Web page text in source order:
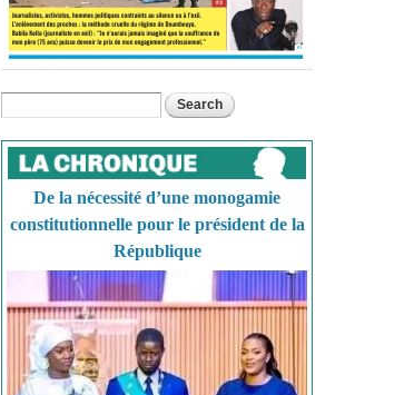
Search form
De la nécessité d’une monogamie
constitutionnelle pour le président de la
République